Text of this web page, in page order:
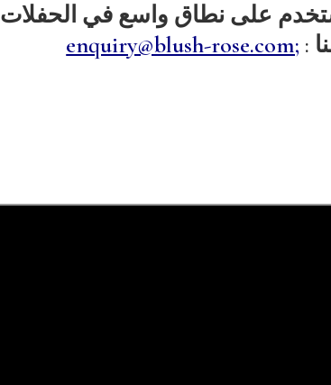
على نطاق واسع في الحفلات
:
enquiry@blush-rose.com;